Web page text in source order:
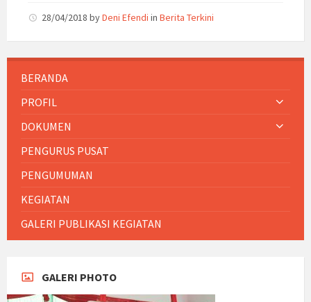
28/04/2018 byDeni Efendi in Berita Terkini
BERANDA
PROFIL
DOKUMEN
PENGURUS PUSAT
PENGUMUMAN
KEGIATAN
GALERI PUBLIKASI KEGIATAN
GALERI PHOTO